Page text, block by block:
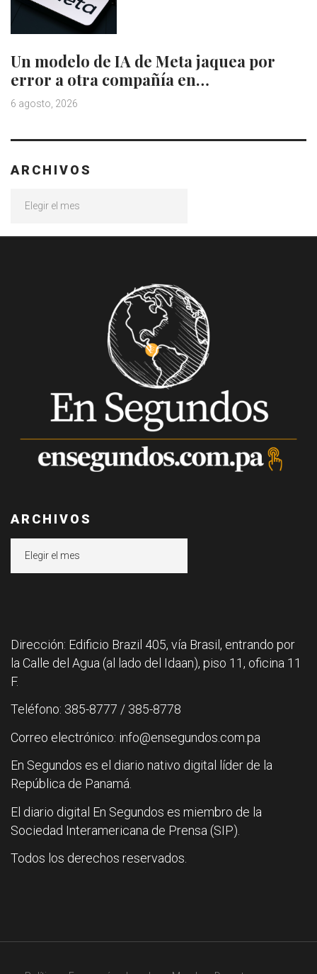
Un modelo de IA de Meta jaquea por
error a otra compañía en…
6 agosto, 2026
ARCHIVOS
ARCHIVOS
Dirección: Edificio Brazil 405, vía Brasil, entrando por
la Calle del Agua (al lado del Idaan), piso 11, oficina 11
F.
Teléfono: 385-8777 / 385-8778
Correo electrónico: info@ensegundos.com.pa
En Segundos es el diario nativo digital líder de la
República de Panamá.
El diario digital En Segundos es miembro de la
Sociedad Interamericana de Prensa (SIP).
Todos los derechos reservados.